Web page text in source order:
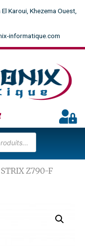
Karoui, Khezema Ouest,
informatique.com
Z790-F